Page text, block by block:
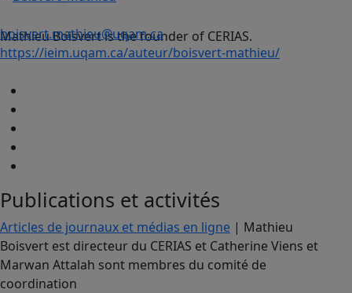
Mathieu Boisvert is the founder of CERIAS.
boisvert.mathieu@uqam.ca
https://ieim.uqam.ca/auteur/boisvert-mathieu/
Publications et activités
Articles de journaux et médias en ligne | Mathieu
Boisvert est directeur du CERIAS et Catherine Viens et
Marwan Attalah sont membres du comité de
coordination